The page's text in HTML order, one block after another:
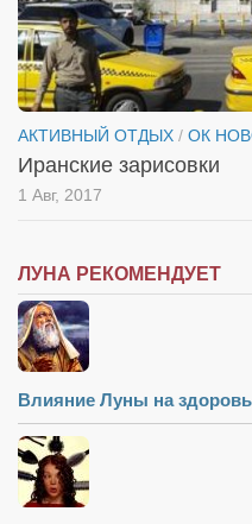
АКТИВНЫЙ ОТДЫХ / ОК
Иранские зарисовки
1 Авг, 2017
ЛУНА РЕКОМЕНДУЕТ
Влияние Луны на